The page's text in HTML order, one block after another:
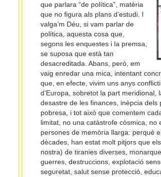
que parlara “de política”, matèria
que no figura als plans d’estudi. I
valga’m Déu, si vam parlar de
política, aquesta cosa que,
segons les enquestes i la premsa,
se suposa que està tan
desacreditada. Abans, però, em
vaig enredar una mica, intentant
que, en efecte, vivim uns anys
d’Europa, sobretot la part
desastre de les finances, inèpcia
pobresa, i tot això que comentem
limitat, no una catàstrofe còsmica,
persones de memòria llarga: perquè
dècades, han estat molt pitjors que
nostra) de tiranies diverses,
guerres, destruccions, explotació
seguretat, salut sense protecció,